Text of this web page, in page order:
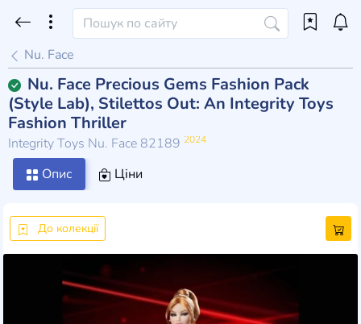
Nu. Face
Nu. Face Precious Gems Fashion Pack
(Style Lab), Stilettos Out: An Integrity Toys
Fashion Thriller
Integrity Toys Nu. Face 82189 2024
Опис Ціни
До колекції